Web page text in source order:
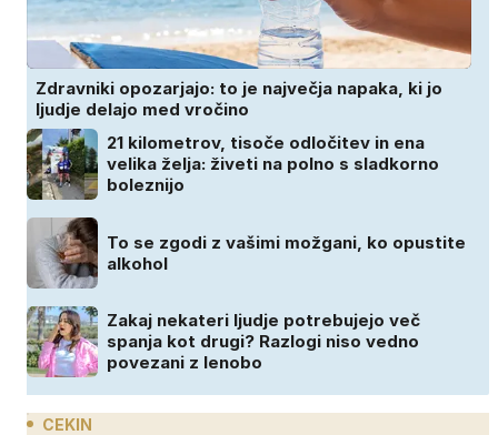
Zdravniki opozarjajo: to je največja napaka, ki jo
ljudje delajo med vročino
21 kilometrov, tisoče odločitev in ena
velika želja: živeti na polno s sladkorno
boleznijo
To se zgodi z vašimi možgani, ko opustite
alkohol
Zakaj nekateri ljudje potrebujejo več
spanja kot drugi? Razlogi niso vedno
povezani z lenobo
CEKIN